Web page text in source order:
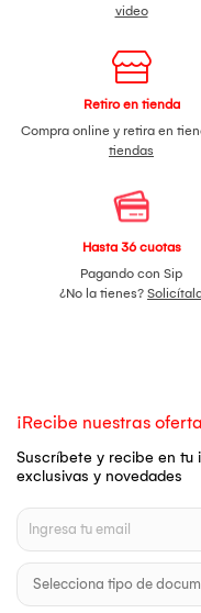
video
Retiro en tienda
Compra online y retira en
tiendas
Hasta 36 cuotas
Pagando con Sip
¿No la tienes?
¡Recibe nuestras
Suscríbete y recibe en tu
exclusivas y novedades